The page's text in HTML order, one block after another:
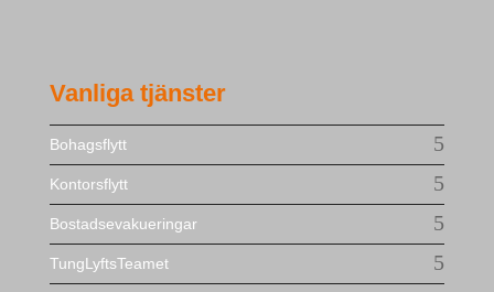
Vanliga tjänster
Bohagsflytt
Kontorsflytt
Bostadsevakueringar
TungLyftsTeamet